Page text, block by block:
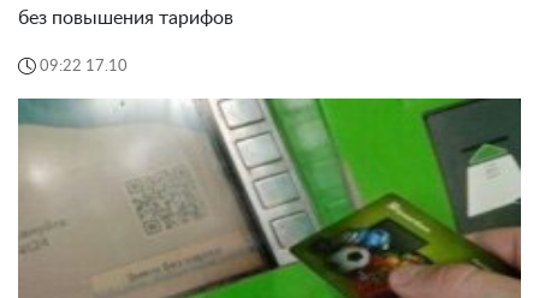
без повышения тарифов
09:22 17.10